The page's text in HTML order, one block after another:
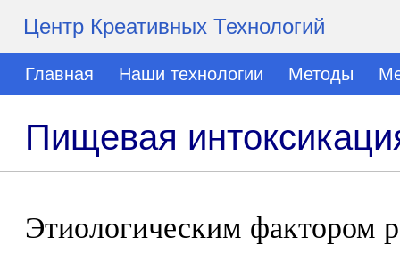
Центр Креативных Технологий
Главная Наши технологии Методы
Пищевая
Этиологическим фактором